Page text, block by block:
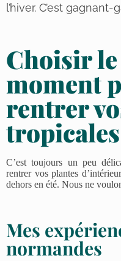
l’hiver. C’est gagnant-
Choisir
moment
rentrer
tropicales
C’est toujours un peu
rentrer vos plantes
dehors en été. Nous ne
Mes
normandes